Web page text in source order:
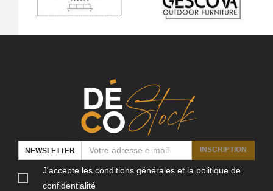
NEWSLETTER INSCRIPTION
J'accepte les conditions générales et la politique de
confidentialité